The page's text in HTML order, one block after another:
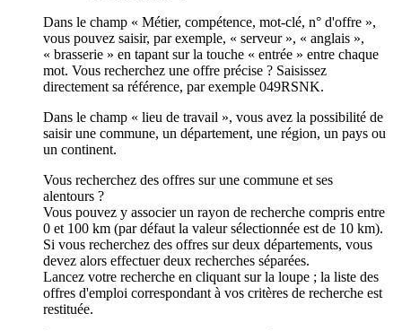
Dans le champ « Métier, compétence, mot-clé, n° d'offre »,
vous pouvez saisir, par exemple, « serveur », « anglais »,
« brasserie » en tapant sur la touche « entrée » entre chaque
mot. Vous recherchez une offre précise ? Saisissez
directement sa référence, par exemple 049RSNK.
Dans le champ « lieu de travail », vous avez la possibilité de
saisir une commune, un département, une région, un pays ou
un continent.
Vous recherchez des offres sur une commune et ses
alentours ?
Vous pouvez y associer un rayon de recherche compris entre
0 et 100 km (par défaut la valeur sélectionnée est de 10 km).
Si vous recherchez des offres sur deux départements, vous
devez alors effectuer deux recherches séparées.
Lancez votre recherche en cliquant sur la loupe ; la liste des
offres d'emploi correspondant à vos critères de recherche est
restituée.